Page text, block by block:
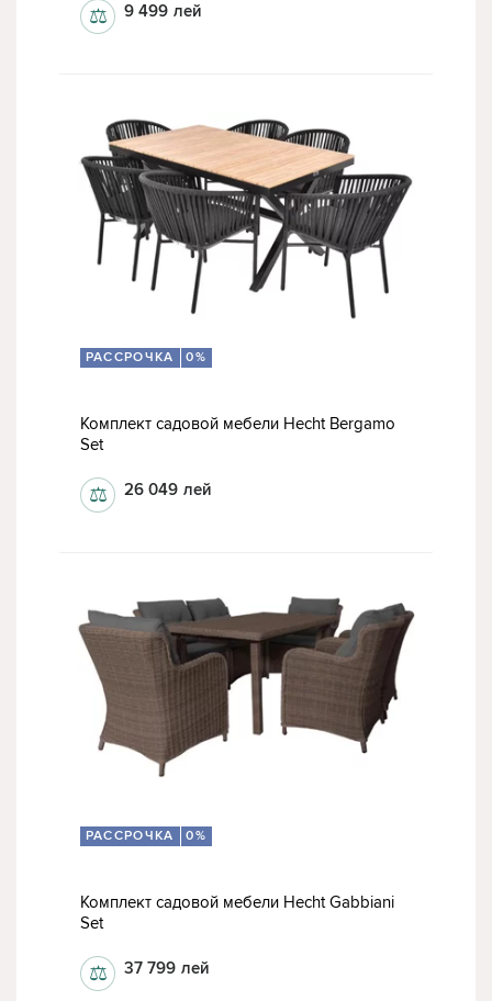
9 499 лей
⚖
РАССРОЧКА 0%
Комплект садовой мебели Hecht Bergamo
Set
26 049 лей
⚖
РАССРОЧКА 0%
Комплект садовой мебели Hecht Gabbiani
Set
37 799 лей
⚖